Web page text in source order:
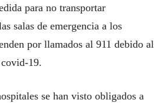
para no transportar
salas de emergencia a los
por llamados al 911 debido al
19.
se han visto obligados a